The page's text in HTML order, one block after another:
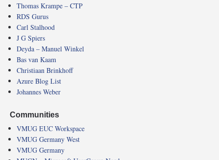
Thomas Krampe – CTP
RDS Gurus
Carl Stalhood
J G Spiers
Deyda – Manuel Winkel
Bas van Kaam
Christiaan Brinkhoff
Azure Blog List
Johannes Weber
Communities
VMUG EUC Workspace
VMUG Germany West
VMUG Germany